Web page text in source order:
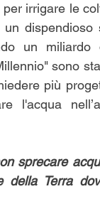
irrigare le
un
sono
più
l'acqua
sprecare
Terra